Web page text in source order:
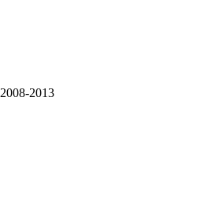
2008-2013